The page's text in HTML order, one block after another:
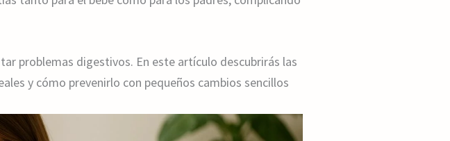
problemas digestivos. En este artículo descubrirás las
y cómo prevenirlo con pequeños cambios sencillos